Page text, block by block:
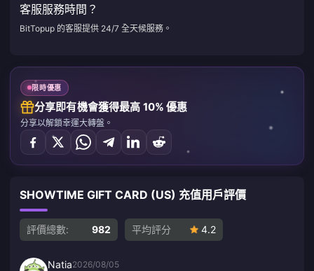
客服服務時間？
BitTopup 的客服提供 24/7 全天候服務。
限時優惠
分享即有機會獲得最高 10% 優惠
分享以解鎖幸運大轉盤。
SHOWTIME GIFT CARD (US) 充值用戶評價
評價總數: 982 平均評分 4.2
Natia2026/08/05